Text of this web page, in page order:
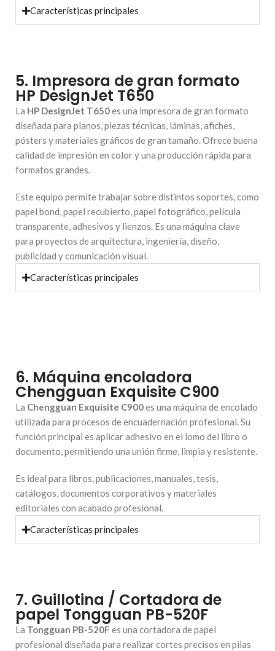
Características principales
5. Impresora de gran formato
HP DesignJet T650
La HP DesignJet T650es una impresora de gran formato
diseñada para planos, piezas técnicas, láminas, afiches,
pósters y materiales gráficos de gran tamaño. Ofrece buena
calidad de impresión en color y una producción rápida para
formatos grandes.
Este equipo permite trabajar sobre distintos soportes, como
papel bond, papel recubierto, papel fotográfico, película
transparente, adhesivos y lienzos. Es una máquina clave
para proyectos de arquitectura, ingeniería, diseño,
publicidad y comunicación visual.
Características principales
6. Máquina encoladora
Chengguan Exquisite C900
La Chengguan Exquisite C900es una máquina de encolado
utilizada para procesos de encuadernación profesional. Su
función principal es aplicar adhesivo en el lomo del libro o
documento, permitiendo una unión firme, limpia y resistente.
Es ideal para libros, publicaciones, manuales, tesis,
catálogos, documentos corporativos y materiales
editoriales con acabado profesional.
Características principales
7. Guillotina / Cortadora de
papel Tongguan PB-520F
La Tongguan PB-520F es una cortadora de papel
profesional diseñada para realizar cortes precisos en pilas